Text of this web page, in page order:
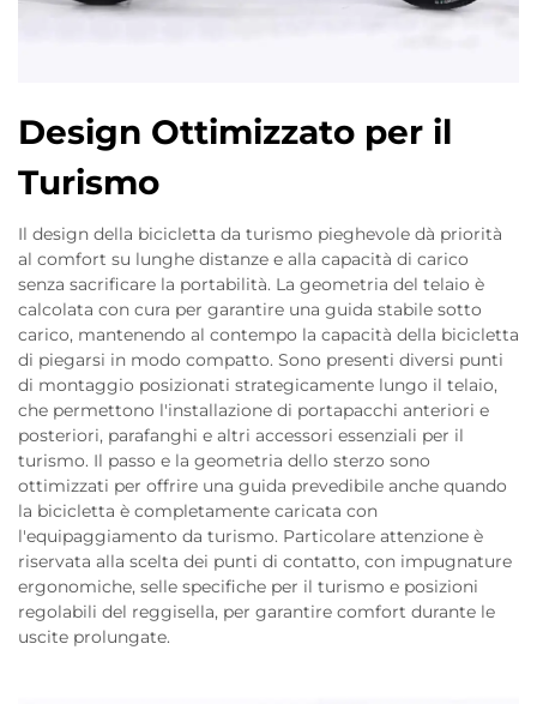
Design Ottimizzato per il
Turismo
Il design della bicicletta da turismo pieghevole dà priorità
al comfort su lunghe distanze e alla capacità di carico
senza sacrificare la portabilità. La geometria del telaio è
calcolata con cura per garantire una guida stabile sotto
carico, mantenendo al contempo la capacità della bicicletta
di piegarsi in modo compatto. Sono presenti diversi punti
di montaggio posizionati strategicamente lungo il telaio,
che permettono l'installazione di portapacchi anteriori e
posteriori, parafanghi e altri accessori essenziali per il
turismo. Il passo e la geometria dello sterzo sono
ottimizzati per offrire una guida prevedibile anche quando
la bicicletta è completamente caricata con
l'equipaggiamento da turismo. Particolare attenzione è
riservata alla scelta dei punti di contatto, con impugnature
ergonomiche, selle specifiche per il turismo e posizioni
regolabili del reggisella, per garantire comfort durante le
uscite prolungate.